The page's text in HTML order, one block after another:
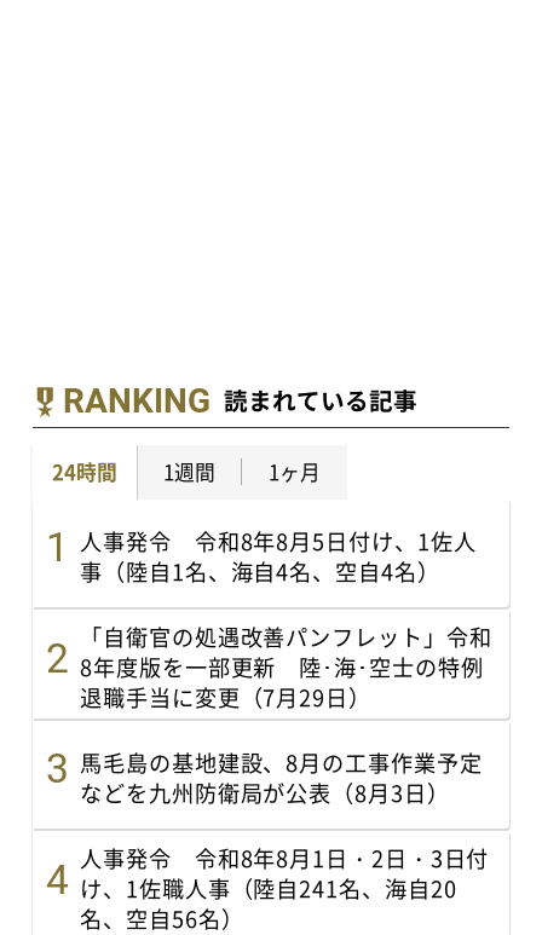
RANKING 読まれている記事
24時間 1週間 1ヶ月
人事発令 令和8年8月5日付け、1佐人
事（陸自1名、海自4名、空自4名）
「自衛官の処遇改善パンフレット」令和
8年度版を一部更新 陸･海･空士の特例
退職手当に変更（7月29日）
馬毛島の基地建設、8月の工事作業予定
などを九州防衛局が公表（8月3日）
人事発令 令和8年8月1日・2日・3日付
け、1佐職人事（陸自241名、海自20
名、空自56名）